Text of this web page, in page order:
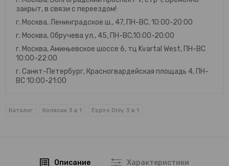
закрыт, в связи с переездом!
г. Москва, Ленинградское ш., 47, ПН-ВС, 10:00-20:00
г. Москва, Обручева ул., 45, ПН-ВС,10:00-20:00
г. Москва, Аминьевское шоссе 6, тц Kvartal West, ПН-ВС
10:00-22:00
г. Санкт-Петербург, Красногвардейская площадь 4, ПН-
ВС 10:00-21:00
Каталог Коляски 3 в 1 Espiro Only 3 в 1
Описание Характеристики